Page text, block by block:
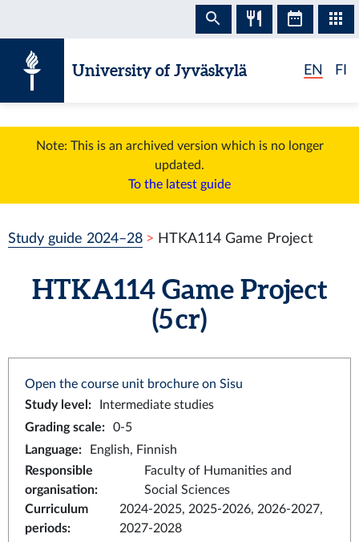
University of Jyväskylä EN FI
Note: This is an archived version which is no longer
updated.
To the latest guide
Study guide 2024–28 HTKA114 Game Project
HTKA114 Game Project
(5 cr)
Open the course unit brochure on Sisu
Study level :
Intermediate studies
Grading scale:
0-5
Language:
English, Finnish
Responsible
organisation:
Faculty of Humanities and
Social Sciences
Curriculum
periods:
2024-2025, 2025-2026, 2026-2027,
2027-2028